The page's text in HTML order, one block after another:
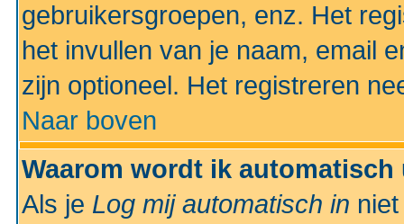
gebruikersgroepen, enz. Het
het invullen van je naam, email
zijn optioneel. Het registreren
Naar boven
Waarom wordt ik
Als je Log mij automatisch in